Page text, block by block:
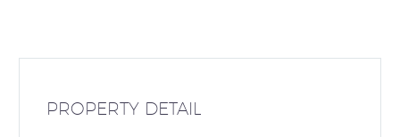
PROPERTY DETAIL